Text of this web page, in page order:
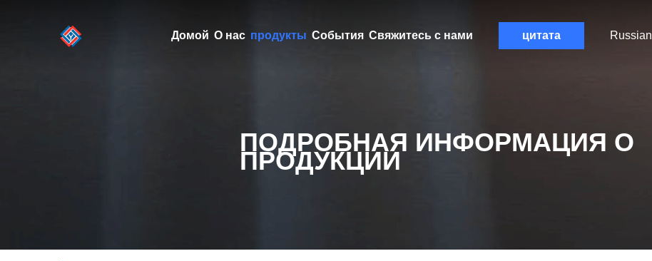
Домой О нас продукты События Свяжитесь с нами цитата Russian
ПОДРОБНАЯ ИНФОРМАЦИЯ О
ПРОДУКЦИИ